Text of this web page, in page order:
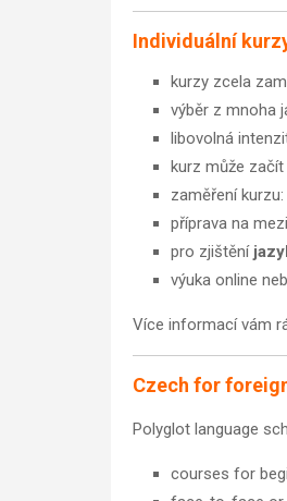
Individuální
kurzy zcela
výběr z mnoha
libovolná
kurz může začít
zaměření
příprava na
pro zjištění
výuka online
Více informací vám
Czech for
Polyglot language
courses for